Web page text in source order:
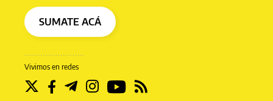
Vivimos en redes
SUMATE ACÁ